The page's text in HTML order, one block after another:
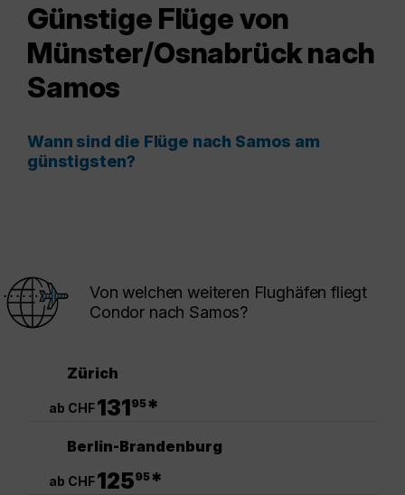
Günstige Flüge von
Münster/Osnabrück nach
Samos
Wann sind die Flüge nach Samos am
günstigsten?
Von welchen weiteren Flughäfen fliegt
Condor nach Samos?
Zürich
ab CHF13195*
Berlin-Brandenburg
ab CHF12595*